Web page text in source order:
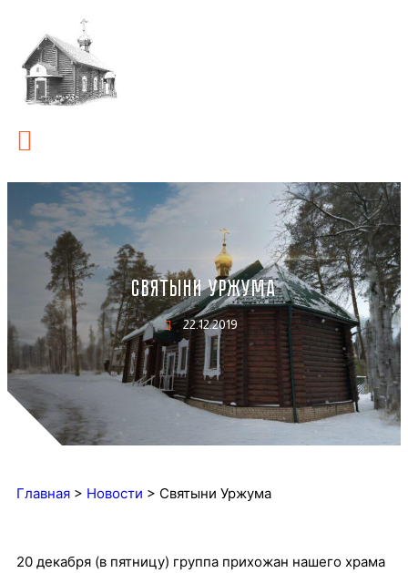
СВЯТЫНИ УРЖУМА
22.12.2019
Главная > Новости > Святыни Уржума
20 декабря (в пятницу) группа прихожан нашего храма